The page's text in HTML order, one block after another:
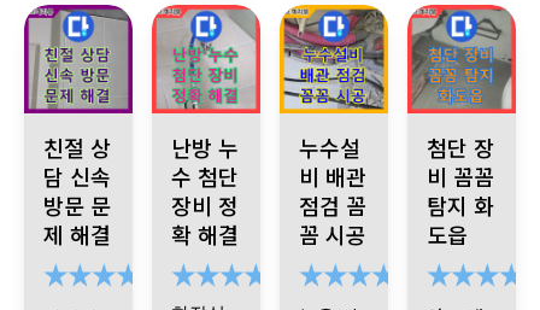
니다
지켜보
기를 반
복 6번
방문 후
단하지
만 오랜
시간 끝
까지 포
기 하지
않음에
깊은 감
사에 마
음을 전
합니다
이제 누
수 걱정
없이 편
하게 지
낼 수 있
어 너무
좋습니
다
다잡아
누수 기
사님 은
평생 제
하여 지
인 소개
로
문 하셨
는데 신
속한 진
단으로
누수 지
점을 찾
고
늦은 시
간에 공
없어
다음날
재 방문
하셔서
말끔히
지 못하
고 있다
가
소개 받
은 업체
에서 세
분 의 기
오셨는
데 순간
왜 이리
많이 오
신 걸까
했죠
되는 지
점을 간
단히 이
야기 했
는데 후
다닥 세
빨리 찾
으셨죠
그냥 딱
고 기사
님도 친
절하시
고 실력
좋으십
니다.밑
에 집 화
장실에
서 물 새
는 것 때
서 물이
샌다길
래 처음
에 우리
쩡한것
같은데
싶었거
든요
근데 기
사님 하
시는 말
이 화장
실 배관
이나 방
수층 때
문에 밑
에집에
아무튼
기사님
설명도
친절 상
담 신속
방문 문
제 해결
난방 누
수 첨단
장비 정
확 해결
누수설
비 배관
점검 꼼
꼼 시공
첨단 장
비 꼼꼼
탐지 화
도읍